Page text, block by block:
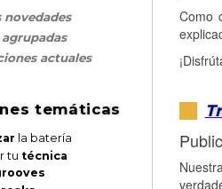
novedades
actuales
temáticas
la batería
tu técnica
Como